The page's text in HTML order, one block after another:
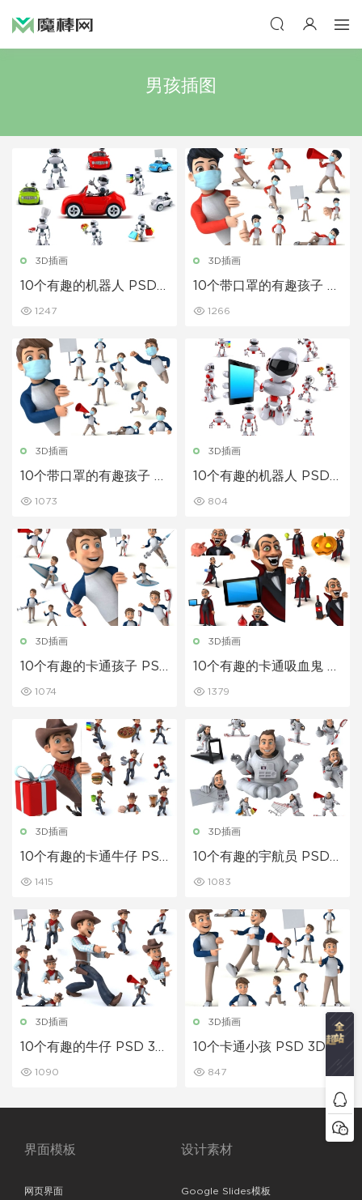
男孩插图
3D插画
10个有趣的机器人 PSD 3
1247
3D插画
10个带口罩的有趣孩子 P
1266
3D插画
10个带口罩的有趣孩子 P
1073
3D插画
10个有趣的机器人 PSD 3
804
3D插画
10个有趣的卡通孩子 PS
1074
3D插画
10个有趣的卡通吸血鬼 P
1379
3D插画
10个有趣的卡通牛仔 PS
1415
3D插画
10个有趣的宇航员 PSD 3
1083
3D插画
10个有趣的牛仔 PSD 3D
1090
3D插画
10个卡通小孩 PSD 3D
847
界面模板
网页界面
设计素材
Google Slides模板